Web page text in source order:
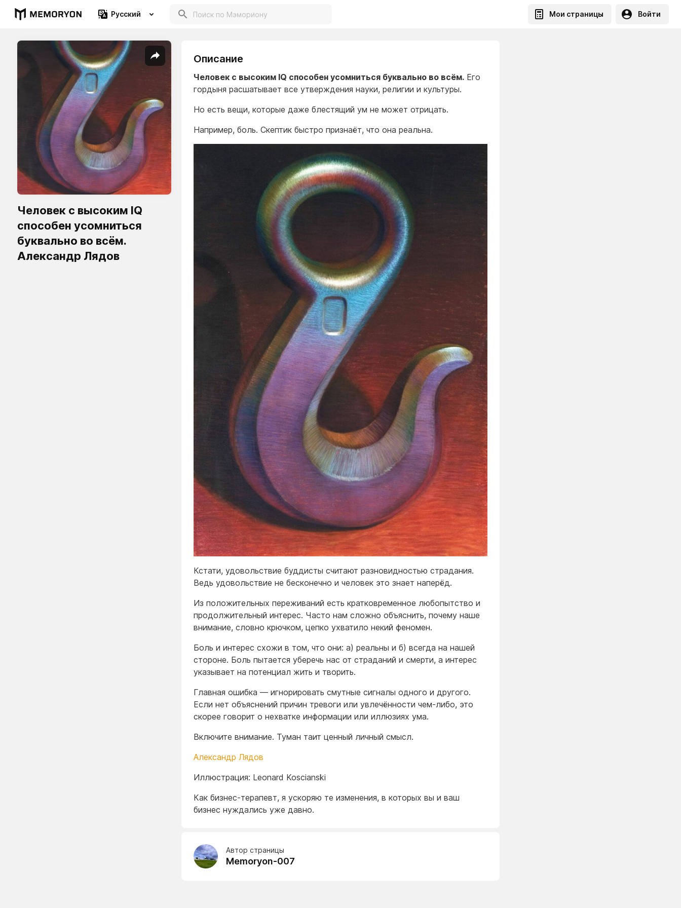
Русский Мои страницы Войти
Человек с высоким IQ
способен усомниться
буквально во всём.
Александр Лядов
Описание
Человек с высоким IQ способен усомниться буквально во всём. Его
гордыня расшатывает все утверждения науки, религии и культуры.
Но есть вещи, которые даже блестящий ум не может отрицать.
Например, боль. Скептик быстро признаёт, что она реальна.
Кстати, удовольствие буддисты считают разновидностью страдания.
Ведь удовольствие не бесконечно и человек это знает наперёд.
Из положительных переживаний есть кратковременное любопытство и
продолжительный интерес. Часто нам сложно объяснить, почему наше
внимание, словно крючком, цепко ухватило некий феномен.
Боль и интерес схожи в том, что они: а) реальны и б) всегда на нашей
стороне. Боль пытается уберечь нас от страданий и смерти, а интерес
указывает на потенциал жить и творить.
Главная ошибка — игнорировать смутные сигналы одного и другого.
Если нет объяснений причин тревоги или увлечённости чем-либо, это
скорее говорит о нехватке информации или иллюзиях ума.
Включите внимание. Туман таит ценный личный смысл.
Александр Лядов
Иллюстрация: Leonard Koscianski
Как бизнес-терапевт, я ускоряю те изменения, в которых вы и ваш
бизнес нуждались уже давно.
Автор страницы
Memoryon-007